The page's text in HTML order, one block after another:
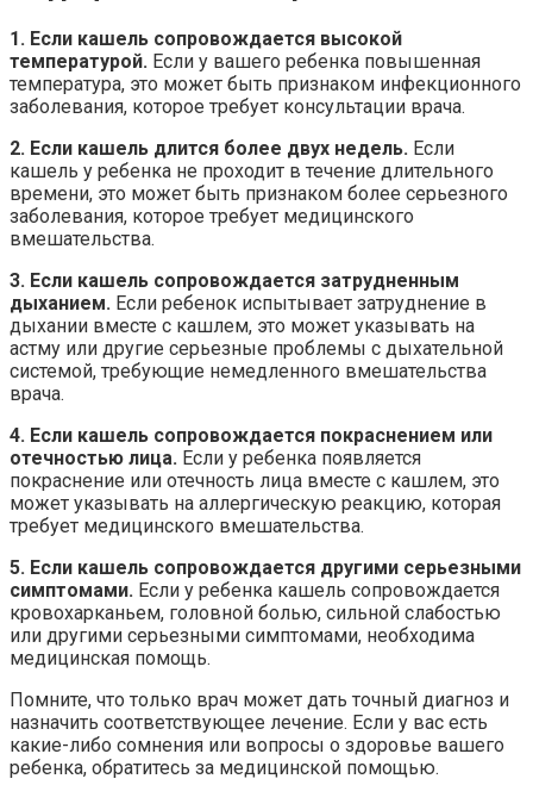
1. Если кашель сопровождается высокой
температурой. Если у вашего ребенка повышенная
температура, это может быть признаком инфекционного
заболевания, которое требует консультации врача.
2. Если кашель длится более двух недель. Если
кашель у ребенка не проходит в течение длительного
времени, это может быть признаком более серьезного
заболевания, которое требует медицинского
вмешательства.
3. Если кашель сопровождается затрудненным
дыханием. Если ребенок испытывает затруднение в
дыхании вместе с кашлем, это может указывать на
астму или другие серьезные проблемы с дыхательной
системой, требующие немедленного вмешательства
врача.
4. Если кашель сопровождается покраснением или
отечностью лица. Если у ребенка появляется
покраснение или отечность лица вместе с кашлем, это
может указывать на аллергическую реакцию, которая
требует медицинского вмешательства.
5. Если кашель сопровождается другими серьезными
симптомами. Если у ребенка кашель сопровождается
кровохарканьем, головной болью, сильной слабостью
или другими серьезными симптомами, необходима
медицинская помощь.
Помните, что только врач может дать точный диагноз и
назначить соответствующее лечение. Если у вас есть
какие-либо сомнения или вопросы о здоровье вашего
ребенка, обратитесь за медицинской помощью.